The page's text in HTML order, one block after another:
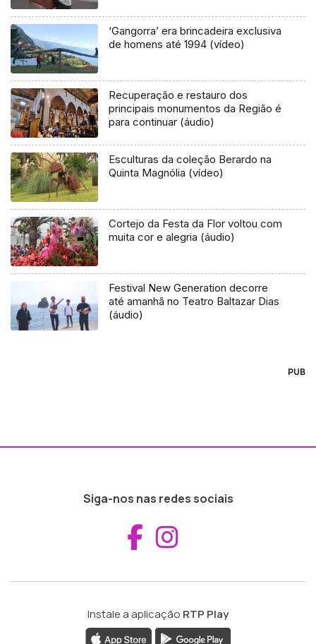
‘Gangorra’ era brincadeira exclusiva
de homens até 1994 (vídeo)
Recuperação e restauro dos
principais monumentos da Região é
para continuar (áudio)
Esculturas da coleção Berardo na
Quinta Magnólia (vídeo)
Cortejo da Festa da Flor voltou com
muita cor e alegria (áudio)
Festival New Generation decorre
até amanhã no Teatro Baltazar Dias
(áudio)
PUB
Siga-nos nas redes sociais
Aceder ao
Instale a aplicação RTP Play